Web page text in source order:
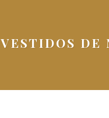
VESTIDOS DE